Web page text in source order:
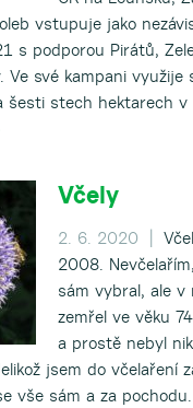
vstupuje jako
s podporou Pirátů,
Ve své kampani využije
šesti stech hektarech v
Včely
2. 6. 2020 |
2008.
sám vybral, ale v
zemřel ve věku
a prostě nebyl
jsem do včelaření
vše sám a za